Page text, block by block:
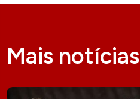
Mais notícias